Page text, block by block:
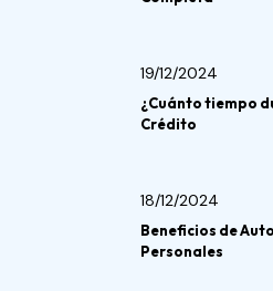
19/12/2024
¿Cuánto tiempo
Crédito
18/12/2024
Beneficios de
Personales